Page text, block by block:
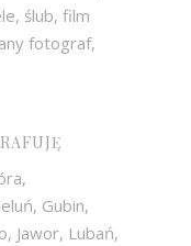
ślub, film
fotograf,
Gubin,
Jawor, Lubań,